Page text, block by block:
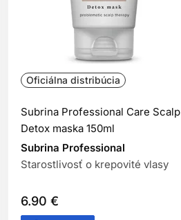
Oficiálna distribúcia
Subrina Professional Care Scalp
Detox maska 150ml
Subrina Professional
Starostlivosť o krepovité vlasy
6.90 €